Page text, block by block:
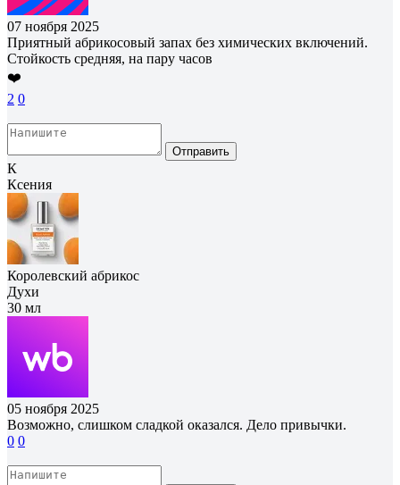
07 ноября 2025
Приятный абрикосовый запах без химических включений.
Стойкость средняя, на пару часов
❤️
2 0
Отправить
К
Ксения
Королевский абрикос
Духи
30 мл
05 ноября 2025
Возможно, слишком сладкой оказался. Дело привычки.
0 0